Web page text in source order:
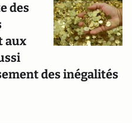
des
aux
des inégalités